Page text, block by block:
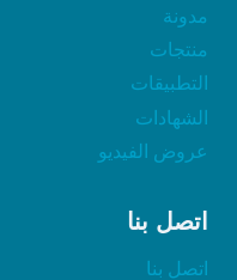
مدونة
منتجات
التطبيقات
الشهادات
عروض الفيديو
اتصل بنا
اتصل بنا